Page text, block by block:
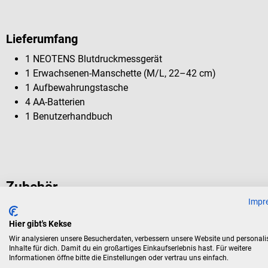
Lieferumfang
1 NEOTENS Blutdruckmessgerät
1 Erwachsenen-Manschette (M/L, 22–42 cm)
1 Aufbewahrungstasche
4 AA-Batterien
1 Benutzerhandbuch
Zubehör
Spengler
NEOTENS Klettmanschette
Hier gibt's Kekse
Wir analysieren unsere Besucherdaten, verbessern unsere Website und
Inhalte für dich. Damit du ein großartiges Einkaufserlebnis hast. Für weitere
Informationen öffne bitte die Einstellungen oder vertrau uns einfach.